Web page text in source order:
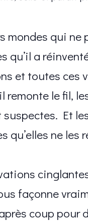
mondes qui
qu’il a
et toutes ces
remonte le fil,
Et
ne
façonne
coup pour